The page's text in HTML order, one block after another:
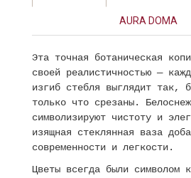
AURA DOMA
Эта точная ботаническая
своей реалистичностью —
изгиб стебля выглядит так,
только что срезаны.
символизируют чистоту и
изящная стеклянная ваза
современности и легкости.
Цветы всегда были символом